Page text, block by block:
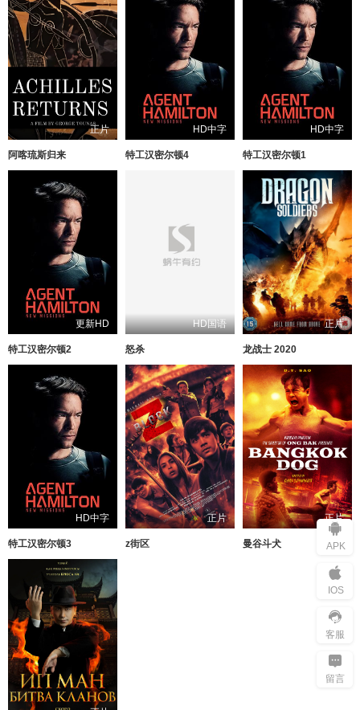
正片
阿喀琉斯归来
HD中字
特工汉密尔顿4
HD中字
特工汉密尔顿1
更新HD
特工汉密尔顿2
HD国语
怒杀
正片
龙战士 2020
HD中字
特工汉密尔顿3
正片
z街区
正片
曼谷斗犬 APK
IOS
客服
留言